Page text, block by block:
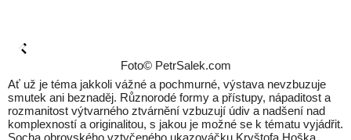
Foto© PetrSalek.com
Ať už je téma jakkoli vážné a pochmurné, výstava nevzbuzuje
smutek ani beznaděj. Různorodé formy a přístupy, nápaditost a
rozmanitost výtvarného ztvárnění vzbuzují údiv a nadšení nad
komplexností a originalitou, s jakou je možné se k tématu vyjádřit.